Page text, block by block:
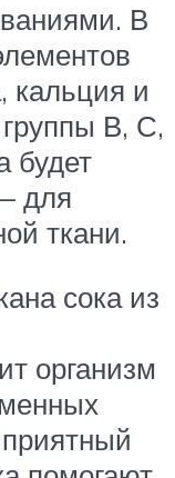
В
кальция и
В, С,
будет
для
ткани.
сока из
организм